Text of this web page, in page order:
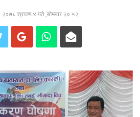
२०७८ श्रावण ४ गते ,सोमबार २०:५२